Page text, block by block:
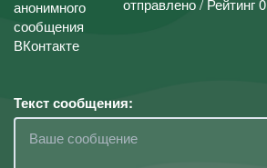
Текст сообщения: